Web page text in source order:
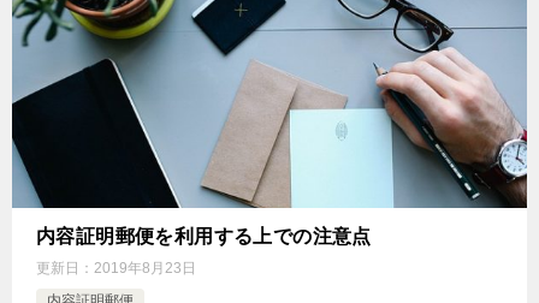
内容証明郵便を利用する上での注意点
更新日： 2019年8月23日